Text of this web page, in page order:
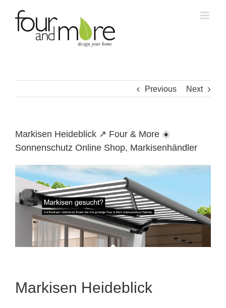
content
Previous Next
Markisen Heideblick ↗️ Four & More ☀️
Sonnenschutz Online Shop, Markisenhändler
Markisen Heideblick